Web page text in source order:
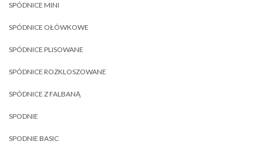
SPÓDNICE MINI
SPÓDNICE OŁÓWKOWE
SPÓDNICE PLISOWANE
SPÓDNICE ROZKLOSZOWANE
SPÓDNICE Z FALBANĄ
SPODNIE
SPODNIE BASIC